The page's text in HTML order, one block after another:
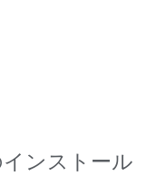
ンストール